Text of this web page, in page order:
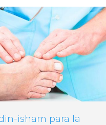
isham para la